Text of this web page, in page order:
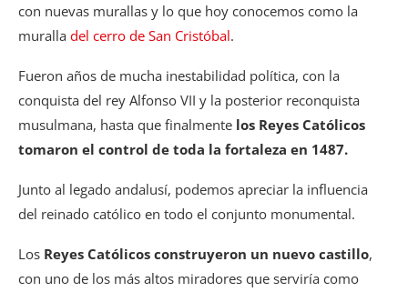
con nuevas murallas y lo que hoy conocemos como la
muralla del cerro de San Cristóbal.
Fueron años de mucha inestabilidad política, con la
conquista del rey Alfonso VII y la posterior reconquista
musulmana, hasta que finalmente los Reyes Católicos
tomaron el control de toda la fortaleza en 1487.
Junto al legado andalusí, podemos apreciar la influencia
del reinado católico en todo el conjunto monumental.
Los Reyes Católicos construyeron un nuevo castillo,
con uno de los más altos miradores que serviría como